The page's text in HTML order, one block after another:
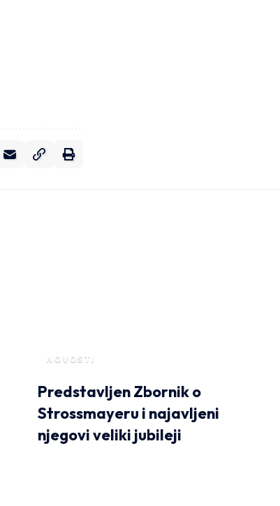
NOVOSTI
Predstavljen Zbornik o
Strossmayeru i najavljeni
njegovi veliki jubileji